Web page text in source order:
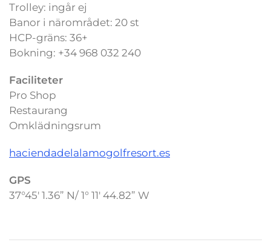
Trolley: ingår ej
Banor i närområdet: 20 st
HCP-gräns: 36+
Bokning: +34 968 032 240
Faciliteter
Pro Shop
Restaurang
Omklädningsrum
haciendadelalamogolfresort.es
GPS
37°45′ 1.36” N/ 1° 11′ 44.82” W